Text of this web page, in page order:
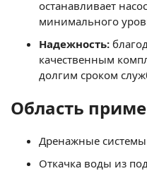
останавливает
минимального
Надежность:
качественным
долгим сроком
Область
Дренажные системы
Откачка воды из